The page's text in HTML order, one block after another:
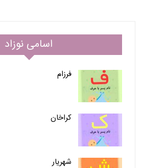
اسامی نوزاد
فرزام
کراخان
شهریار